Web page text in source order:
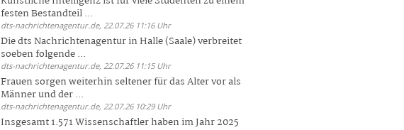
festen Bestandteil ...
dts-nachrichtenagentur.de, 22.07.26 11:16 Uhr
Die dts Nachrichtenagentur in Halle (Saale) verbreitet
soeben folgende ...
dts-nachrichtenagentur.de, 22.07.26 11:15 Uhr
Frauen sorgen weiterhin seltener für das Alter vor als
Männer und der ...
dts-nachrichtenagentur.de, 22.07.26 10:29 Uhr
Insgesamt 1.571 Wissenschaftler haben im Jahr 2025